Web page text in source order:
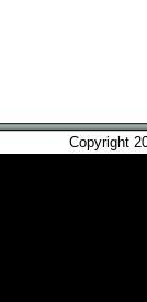
Copyright